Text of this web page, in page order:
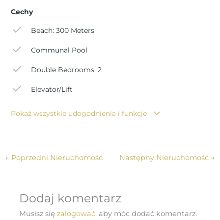
panuje przez cały rok ze średnią roczną 22º z łagodnymi
idealna enklawa do nurkowania, sportów wodnych,
turystyki pieszej i golfa.
Cechy
Beach: 300 Meters
Communal Pool
Double Bedrooms: 2
Elevator/Lift
Pokaż wszystkie udogodnienia i funkcje
← Poprzedni Nieruchomość Następny Nieruchomość →
Dodaj komentarz
Musisz sięzalogować, aby móc dodać komentarz.